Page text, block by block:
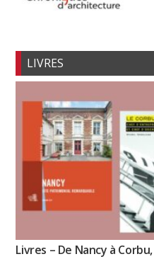
LIVRES
Livres – De Nancy à